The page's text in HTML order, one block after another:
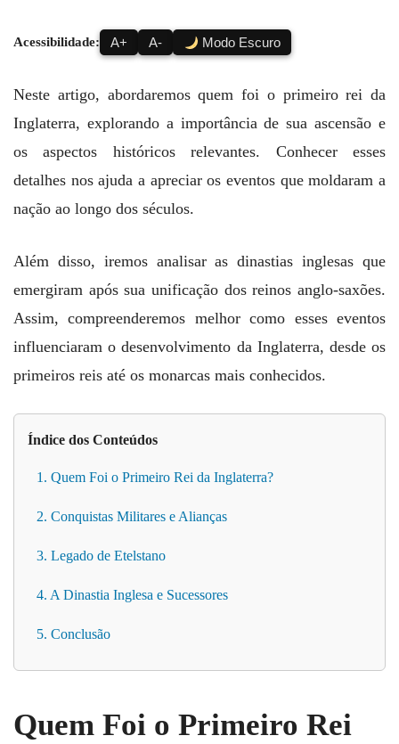
Acessibilidade: A+ A- Modo Escuro
Neste artigo, abordaremos quem foi o primeiro rei da
Inglaterra, explorando a importância de sua ascensão e
os aspectos históricos relevantes. Conhecer esses
detalhes nos ajuda a apreciar os eventos que moldaram a
nação ao longo dos séculos.
Além disso, iremos analisar as dinastias inglesas que
emergiram após sua unificação dos reinos anglo-saxões.
Assim, compreenderemos melhor como esses eventos
influenciaram o desenvolvimento da Inglaterra, desde os
primeiros reis até os monarcas mais conhecidos.
Índice dos Conteúdos
1. Quem Foi o Primeiro Rei da Inglaterra?
2. Conquistas Militares e Alianças
3. Legado de Etelstano
4. A Dinastia Inglesa e Sucessores
5. Conclusão
Quem Foi o Primeiro Rei